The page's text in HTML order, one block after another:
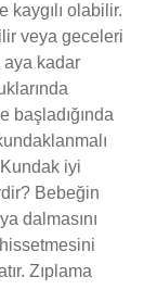
olabilir.
veya geceleri
aya kadar
başladığında
iyi
Bebeğin
dalmasını
Zıplama